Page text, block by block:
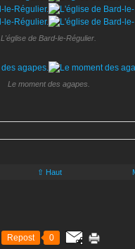
L'église de Bard-le-Régulier.
Le moment des agapes.
⇧ Haut
Repost 0